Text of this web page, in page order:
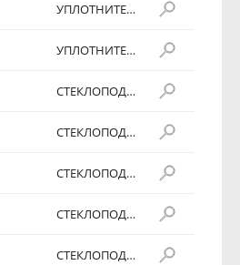
УПЛОТНИТЕЛЬ ФОРТОЧКИ
УПЛОТНИТЕЛЬ ФОРТОЧКИ
СТЕКЛОПОДЪЕМНИК ПЕРЕДНЕЙ ДВЕРИ
СТЕКЛОПОДЪЕМНИК ПЕРЕДНЕЙ ДВЕРИ
СТЕКЛОПОДЪЕМНИК ПЕРЕДНЕЙ ДВЕРИ
СТЕКЛОПОДЪЕМНИК ПЕРЕДНЕЙ ДВЕРИ
СТЕКЛОПОДЪЕМНИК ПЕРЕДНЕЙ ДВЕРИ